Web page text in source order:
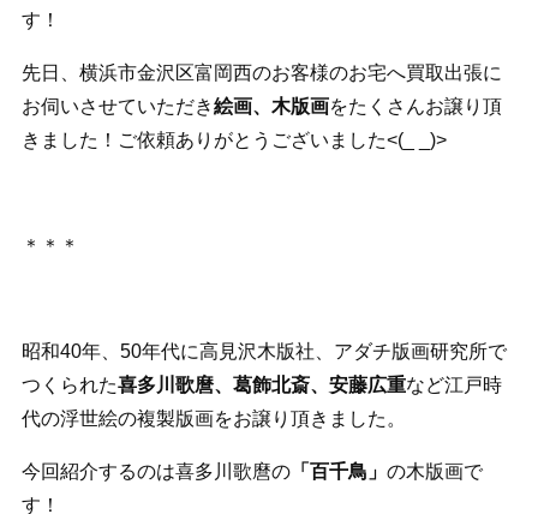
す！
先日、横浜市金沢区富岡西のお客様のお宅へ買取出張に
お伺いさせていただき絵画、木版画をたくさんお譲り頂
きました！ご依頼ありがとうございました<(_ _)>
＊＊＊
昭和40年、50年代に高見沢木版社、アダチ版画研究所で
つくられた喜多川歌麿、葛飾北斎、安藤広重など江戸時
代の浮世絵の複製版画をお譲り頂きました。
今回紹介するのは喜多川歌麿の「百千鳥」 の木版画で
す！